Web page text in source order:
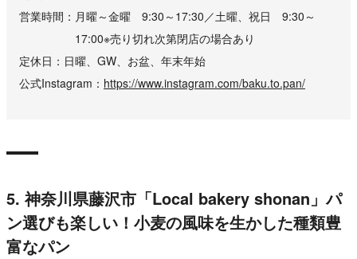
営業時間
月曜～金曜 9:30～17:30／土曜、祝日 9:30～
17:00※売り切れ次第閉店の場合あり
定休日
日曜、GW、お盆、年末年始
公式Instagram
https://www.instagram.com/baku.to.pan/
5. 神奈川県藤沢市「Local bakery shonan」パ
ン選びも楽しい！小麦の風味を生かした種類豊
富なパン